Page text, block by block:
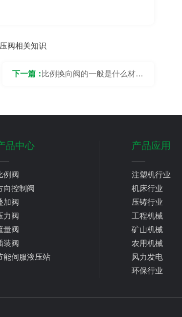
阀相关知识
下一篇：比例换向阀的一般是什么材料
品中心
例阀
向控制阀
加阀
力阀
量阀
装阀
能伺服液压站
产品应用
注塑机行业
机床行业
压铸行业
工程机械
矿山机械
农用机械
风力发电
环保行业